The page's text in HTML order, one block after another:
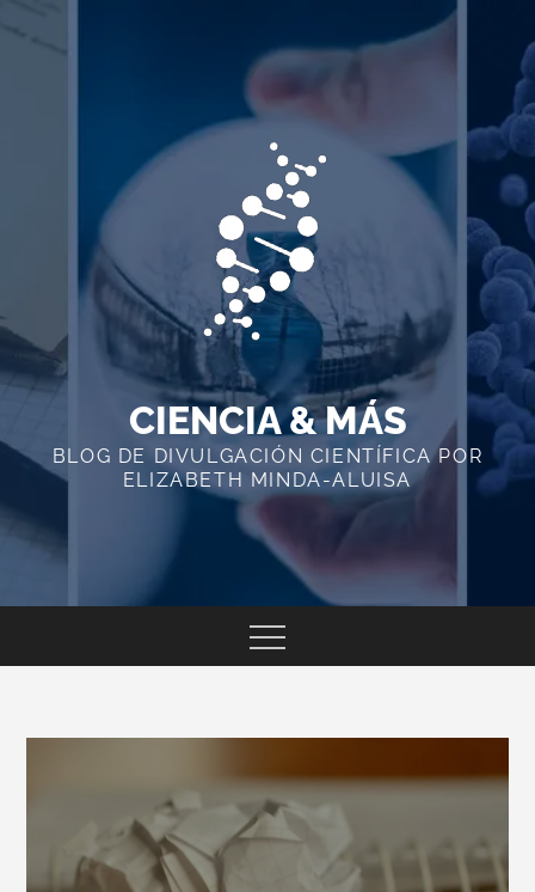
CIENCIA & MÁS
BLOG DE DIVULGACIÓN CIENTÍFICA POR
ELIZABETH MINDA-ALUISA